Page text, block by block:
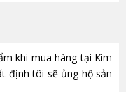
khi mua hàng tại Kim
định tôi sẽ ủng hộ sản